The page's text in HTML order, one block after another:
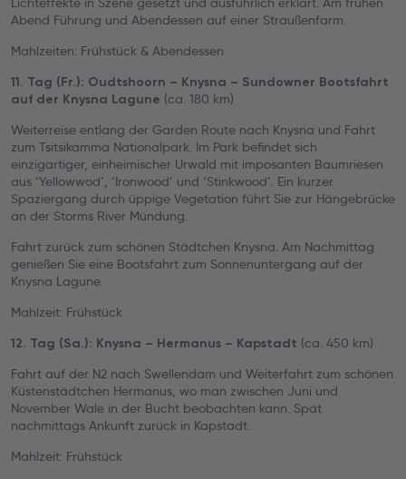
Abend Führung und Abendessen auf einer Straußenfarm.
Mahlzeiten: Frühstück & Abendessen
11. Tag (Fr.): Oudtshoorn – Knysna – Sundowner Bootsfahrt
auf der Knysna Lagune (ca. 180 km)
Weiterreise entlang der Garden Route nach Knysna und Fahrt
zum Tsitsikamma Nationalpark. Im Park befindet sich
einzigartiger, einheimischer Urwald mit imposanten Baumriesen
aus ‘Yellowwod’, ‘Ironwood’ und ‘Stinkwood’. Ein kurzer
Spaziergang durch üppige Vegetation führt Sie zur Hängebrücke
an der Storms River Mündung.
Fahrt zurück zum schönen Städtchen Knysna. Am Nachmittag
genießen Sie eine Bootsfahrt zum Sonnenuntergang auf der
Knysna Lagune.
Mahlzeit: Frühstück
12. Tag (Sa.): Knysna – Hermanus – Kapstadt (ca. 450 km)
Fahrt auf der N2 nach Swellendam und Weiterfahrt zum schönen
Küstenstädtchen Hermanus, wo man zwischen Juni und
November Wale in der Bucht beobachten kann. Spät
nachmittags Ankunft zurück in Kapstadt.
Mahlzeit: Frühstück